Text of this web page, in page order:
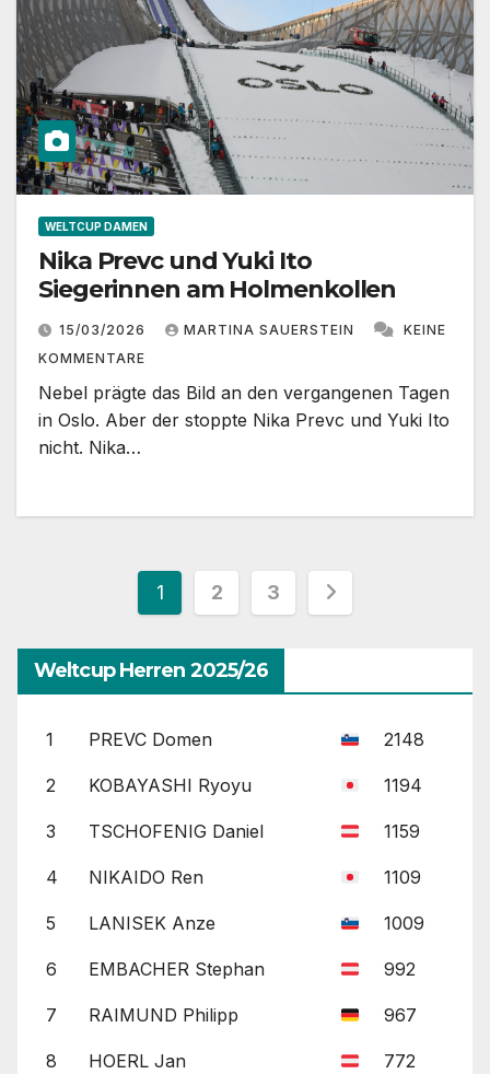
WELTCUP DAMEN
Nika Prevc und Yuki Ito
Siegerinnen am Holmenkollen
15/03/2026 MARTINA SAUERSTEIN
KEINE
KOMMENTARE
Nebel prägte das Bild an den vergangenen Tagen
in Oslo. Aber der stoppte Nika Prevc und Yuki Ito
nicht. Nika…
Seitennummerierung
der
Beiträge
1 2 3
Weltcup Herren 2025/26
1 PREVC Domen 2148
2 KOBAYASHI Ryoyu 1194
3 TSCHOFENIG Daniel 1159
4 NIKAIDO Ren 1109
5 LANISEK Anze 1009
6 EMBACHER Stephan 992
7 RAIMUND Philipp 967
8 HOERL Jan 772